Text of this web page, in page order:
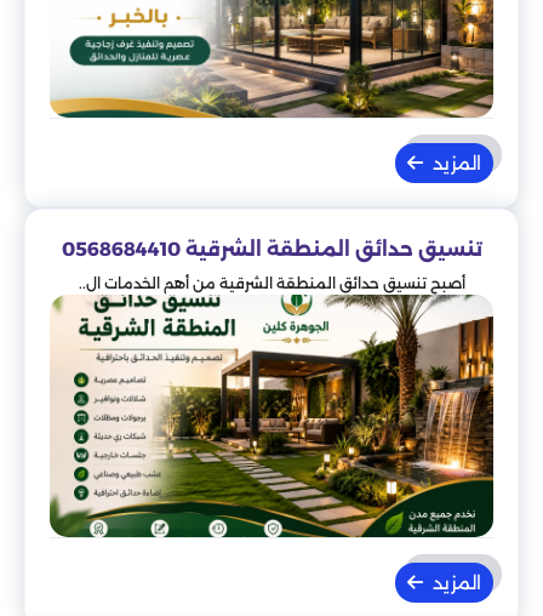
المزيد
تنسيق حدائق المنطقة الشرقية 0568684410
أصبح تنسيق حدائق المنطقة الشرقية من أهم الخدمات ال..
المزيد